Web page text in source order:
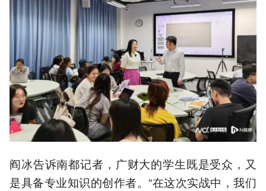
阎冰告诉南都记者，广财大的学生既是受众，又
是具备专业知识的创作者。“在这次实战中，我们